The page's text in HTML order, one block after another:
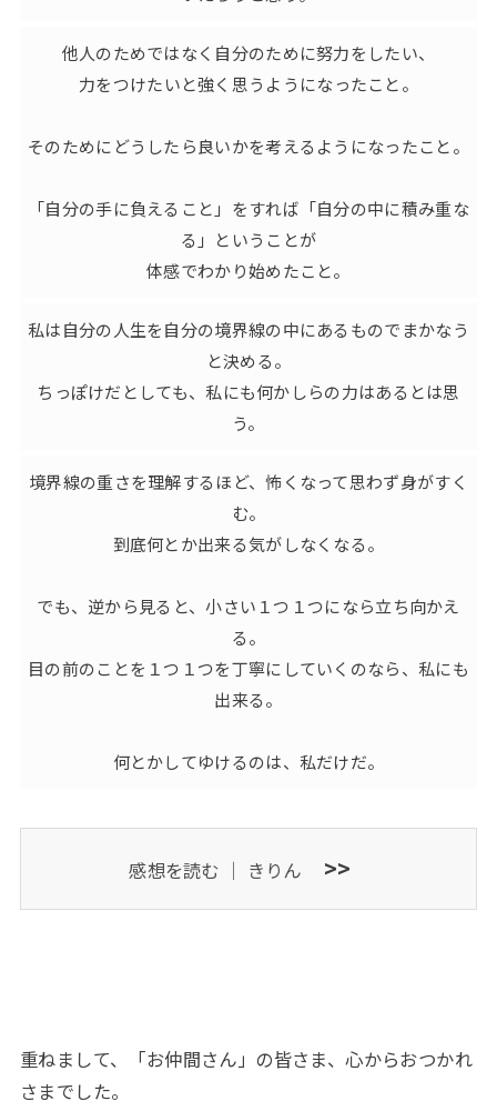
他人のためではなく自分のために努力をしたい、
力をつけたいと強く思うようになったこと。
そのためにどうしたら良いかを考えるようになったこと。
「自分の手に負えること」をすれば「自分の中に積み重な
る」ということが
体感でわかり始めたこと。
私は自分の人生を自分の境界線の中にあるものでまかなう
と決める。
ちっぽけだとしても、私にも何かしらの力はあるとは思
う。
境界線の重さを理解するほど、怖くなって思わず身がすく
む。
到底何とか出来る気がしなくなる。
でも、逆から見ると、小さい１つ１つになら立ち向かえ
る。
目の前のことを１つ１つを丁寧にしていくのなら、私にも
出来る。
何とかしてゆけるのは、私だけだ。
感想を読む ｜ きりん >>
重ねまして、「お仲間さん」の皆さま、心からおつかれ
さまでした。